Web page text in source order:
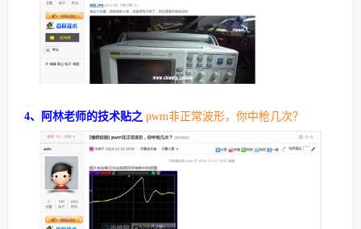
4、阿林老师的技术贴之 pwm非正常波形，你中枪几次？